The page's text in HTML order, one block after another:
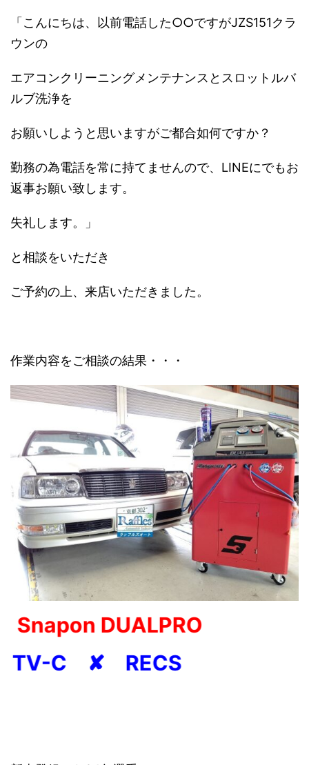
「こんにちは、以前電話した○○ですがJZS151クラ
ウンの
エアコンクリーニングメンテナンスとスロットルバ
ルブ洗浄を
お願いしようと思いますがご都合如何ですか？
勤務の為電話を常に持てませんので、LINEにでもお
返事お願い致します。
失礼します。」
と相談をいただき
ご予約の上、来店いただきました。
作業内容をご相談の結果・・・
Snapon DUALPRO
TV-C ✘ RECS